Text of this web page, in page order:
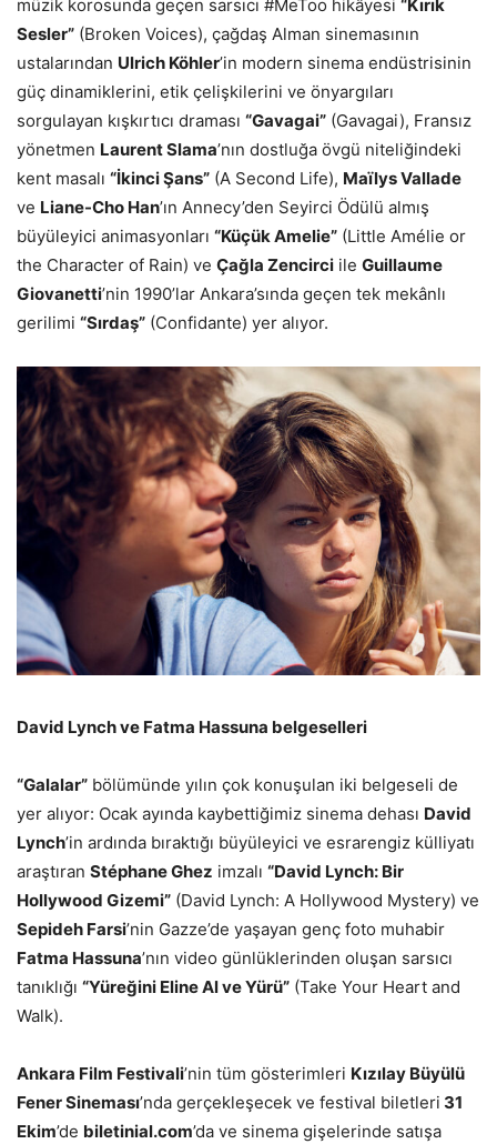
müzik korosunda geçen sarsıcı #MeToo hikâyesi “Kırık
Sesler” (Broken Voices), çağdaş Alman sinemasının
ustalarından Ulrich Köhler’in modern sinema endüstrisinin
güç dinamiklerini, etik çelişkilerini ve önyargıları
sorgulayan kışkırtıcı draması “Gavagai” (Gavagai), Fransız
yönetmen Laurent Slama’nın dostluğa övgü niteliğindeki
kent masalı “İkinci Şans” (A Second Life), Maïlys Vallade
ve Liane-Cho Han’ın Annecy’den Seyirci Ödülü almış
büyüleyici animasyonları “Küçük Amelie” (Little Amélie or
the Character of Rain) ve Çağla Zencirci ile Guillaume
Giovanetti’nin 1990’lar Ankara’sında geçen tek mekânlı
gerilimi “Sırdaş” (Confidante) yer alıyor.
David Lynch ve Fatma Hassuna belgeselleri
“Galalar” bölümünde yılın çok konuşulan iki belgeseli de
yer alıyor: Ocak ayında kaybettiğimiz sinema dehası David
Lynch’in ardında bıraktığı büyüleyici ve esrarengiz külliyatı
araştıran Stéphane Ghez imzalı “David Lynch: Bir
Hollywood Gizemi” (David Lynch: A Hollywood Mystery) ve
Sepideh Farsi’nin Gazze’de yaşayan genç foto muhabir
Fatma Hassuna’nın video günlüklerinden oluşan sarsıcı
tanıklığı “Yüreğini Eline Al ve Yürü” (Take Your Heart and
Walk).
Ankara Film Festivali’nin tüm gösterimleri Kızılay Büyülü
Fener Sineması’nda gerçekleşecek ve festival biletleri 31
Ekim’de biletinial.com’da ve sinema gişelerinde satışa